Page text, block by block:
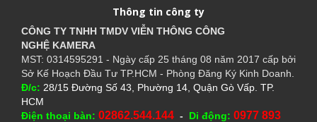
Thông tin công ty
CÔNG TY TNHH TMDV VIỄN THÔNG CÔNG
NGHỆ KAMERA
MST: 0314595291 - Ngày cấp 25 tháng 08 năm 2017 cấp bởi
Sở Kế Hoạch Đầu Tư TP.HCM - Phòng Đăng Ký Kinh Doanh.
Đ/c: 28/15 Đường Số 43, Phường 14, Quận Gò Vấp. TP.
HCM
Điện thoại bàn: 02862.544.144 - Di động: 0977 893